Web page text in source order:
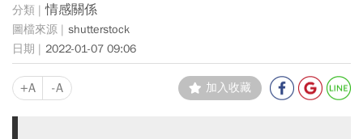
情感關係
shutterstock
2022-01-07 09:06
+A -A 加入收藏